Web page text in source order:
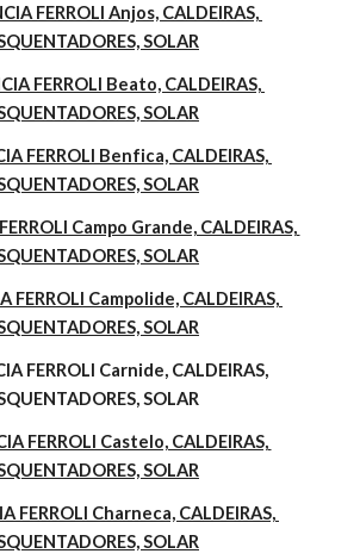
FERROLI Anjos, CALDEIRAS,
SOLAR
FERROLI Beato, CALDEIRAS,
SOLAR
FERROLI Benfica, CALDEIRAS,
SOLAR
Campo Grande, CALDEIRAS,
SOLAR
FERROLI Campolide, CALDEIRAS,
SOLAR
FERROLI Carnide, CALDEIRAS,
SOLAR
FERROLI Castelo, CALDEIRAS,
SOLAR
FERROLI Charneca, CALDEIRAS,
SOLAR